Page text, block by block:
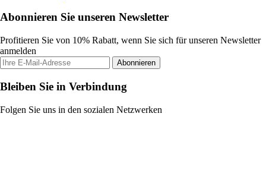
Abonnieren Sie unseren Newsletter
Profitieren Sie von 10% Rabatt, wenn Sie sich für unseren Newsletter
anmelden
Abonnieren
Bleiben Sie in Verbindung
Folgen Sie uns in den sozialen Netzwerken